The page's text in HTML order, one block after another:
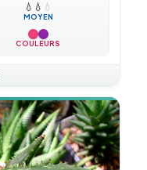
💧 💧 💧
MOYEN
COULEURS